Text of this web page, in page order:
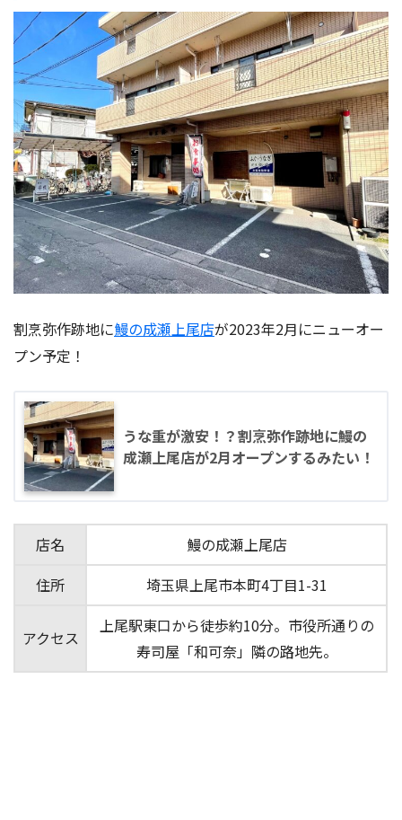
割烹弥作跡地に鰻の成瀬上尾店が2023年2月にニューオー
プン予定！
うな重が激安！？割烹弥作跡地に鰻の
成瀬上尾店が2月オープンするみたい！
店名
鰻の成瀬上尾店
住所
埼玉県上尾市本町4丁目1-31
アクセス
上尾駅東口から徒歩約10分。市役所通りの
寿司屋「和可奈」隣の路地先。